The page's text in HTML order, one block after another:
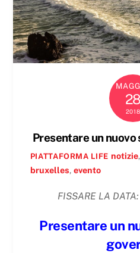
28
2018
Presentare un
PIATTAFORMA LIFE notizie,
bruxelles, evento
FISSARE LA
Presentare un